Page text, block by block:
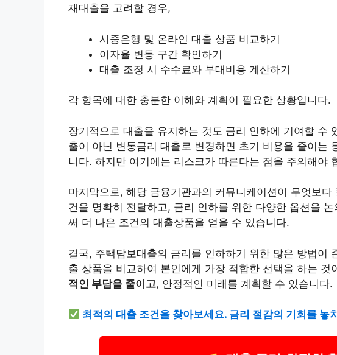
재대출을 고려할 경우,
시중은행 및 온라인 대출 상품 비교하기
이자율 변동 구간 확인하기
대출 조정 시 수수료와 부대비용 계산하기
각 항목에 대한 충분한 이해와 계획이 필요한 상황입니다.
장기적으로 대출을 유지하는 것도 금리 인하에 기여할 수
출이 아닌 변동금리 대출로 변경하면 초기 비용을 줄이는
니다. 하지만 여기에는 리스크가 따른다는 점을 주의해야
마지막으로, 해당 금융기관과의 커뮤니케이션이 무엇보
건을 명확히 전달하고, 금리 인하를 위한 다양한 옵션을
써 더 나은 조건의 대출상품을 얻을 수 있습니다.
결국, 주택담보대출의 금리를 인하하기 위한 많은 방법이
출 상품을 비교하여 본인에게 가장 적합한 선택을 하는 것
적인 부담을 줄이고, 안정적인 미래를 계획할 수 있습니다.
최적의 대출 조건을 찾아보세요. 금리 절감의 기회를 놓